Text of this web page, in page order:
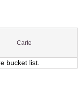
Carte
bucket list.